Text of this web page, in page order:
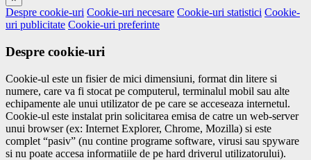
Despre cookie-uri Cookie-uri necesare Cookie-uri statistici Cookie-
uri publicitate Cookie-uri preferinte
Despre cookie-uri
Cookie-ul este un fisier de mici dimensiuni, format din litere si
numere, care va fi stocat pe computerul, terminalul mobil sau alte
echipamente ale unui utilizator de pe care se acceseaza internetul.
Cookie-ul este instalat prin solicitarea emisa de catre un web-server
unui browser (ex: Internet Explorer, Chrome, Mozilla) si este
complet “pasiv” (nu contine programe software, virusi sau spyware
si nu poate accesa informatiile de pe hard driverul utilizatorului).